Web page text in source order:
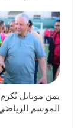
يمن موبايل
الموسم